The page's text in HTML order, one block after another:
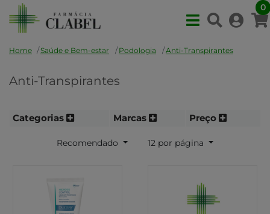
0
Home Saúde e Bem-estar Podologia Anti-Transpirantes
Anti-Transpirantes
Categorias Marcas Preço
Recomendado 12 por página